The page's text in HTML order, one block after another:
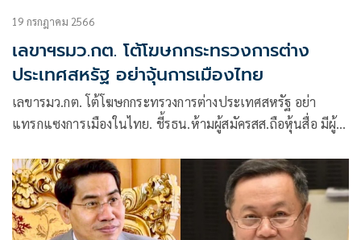
19 กรกฎาคม 2566
เลขาฯรมว.กต. โต้โฆษกกระทรวงการต่าง
ประเทศสหรัฐ อย่าจุ้นการเมืองไทย
เลขารมว.กต. โต้โฆษกกระทรวงการต่างประเทศสหรัฐ อย่า
แทรกแซงการเมืองในไทย. ชี้รธน.ห้ามผู้สมัครสส.ถือหุ้นสื่อ มีผู้
ตามมาตรา 112 เหมือนประธานาธิบดีสหรัฐ นายกฯมาจากการ
เลือกตั้งทางอ้อมไม่ใช่ทางตรงเหมือนกัน